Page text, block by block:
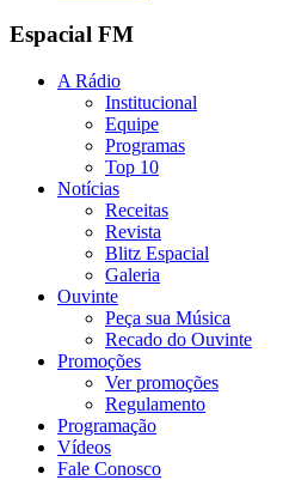
Espacial FM
A Rádio
Institucional
Equipe
Programas
Top 10
Notícias
Receitas
Revista
Blitz Espacial
Galeria
Ouvinte
Peça sua Música
Recado do Ouvinte
Promoções
Ver promoções
Regulamento
Programação
Vídeos
Fale Conosco